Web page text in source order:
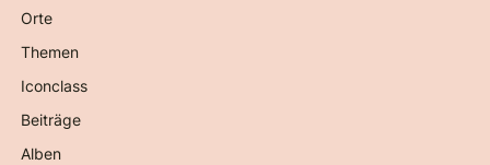
Orte
Themen
Iconclass
Beiträge
Alben